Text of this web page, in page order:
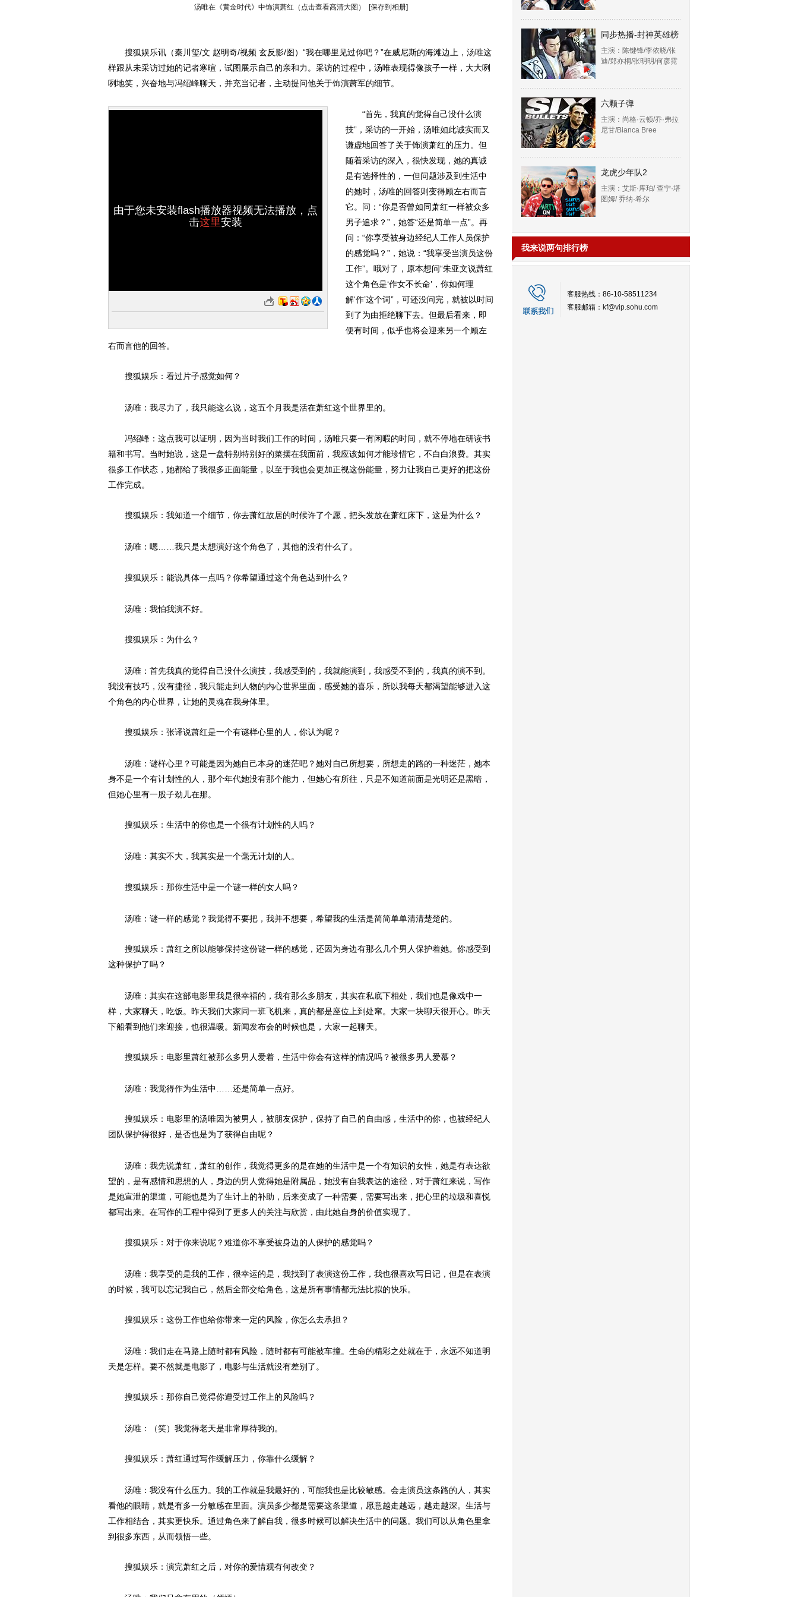
汤唯在《黄金时代》中饰演萧红（点击查看高清大图） [保存到相册]
搜狐娱乐讯（秦川玺/文 赵明奇/视频 玄反影/图）“我在哪里见过你吧？”在威尼斯的海滩边上， 汤唯这
样跟从未采访过她的记者寒暄，试图展示自己的亲和力。采访的过程中，汤唯表现得像孩子一样，大大咧
咧地笑，兴奋地与冯绍峰聊天，并充当记者，主动提问他关于饰演萧军的细节。
由于您未安装flash播放器视频无法播放，点
击这里安装
“首先，我真的觉得自己没什么演
技”，采访的一开始，汤唯如此诚实而又
谦虚地回答了关于饰演萧红的压力。但
随着采访的深入，很快发现，她的真诚
是有选择性的，一但问题涉及到生活中
的她时，汤唯的回答则变得顾左右而言
它。问：“你是否曾如同萧红一样被众多
男子追求？”，她答“还是简单一点”。再
问：“你享受被身边经纪人工作人员保护
的感觉吗？”，她说：“我享受当演员这份
工作”。哦对了，原本想问“朱亚文说萧红
这个角色是‘作女不长命’，你如何理
解‘作’这个词”，可还没问完，就被以时间
到了为由拒绝聊下去。但最后看来，即
便有时间，似乎也将会迎来另一个顾左
右而言他的回答。
搜狐娱乐：看过片子感觉如何？
汤唯：我尽力了，我只能这么说，这五个月我是活在萧红这个世界里的。
冯绍峰：这点我可以证明，因为当时我们工作的时间，汤唯只要一有闲暇的时间，就不停地在研读书
籍和书写。当时她说，这是一盘特别特别好的菜摆在我面前，我应该如何才能珍惜它，不白白浪费。其实
很多工作状态，她都给了我很多正面能量，以至于我也会更加正视这份能量，努力让我自己更好的把这份
工作完成。
搜狐娱乐：我知道一个细节，你去萧红故居的时候许了个愿，把头发放在萧红床下，这是为什么？
汤唯：嗯……我只是太想演好这个角色了，其他的没有什么了。
搜狐娱乐：能说具体一点吗？你希望通过这个角色达到什么？
汤唯：我怕我演不好。
搜狐娱乐：为什么？
汤唯：首先我真的觉得自己没什么演技，我感受到的，我就能演到，我感受不到的，我真的演不到。
我没有技巧，没有捷径，我只能走到人物的内心世界里面，感受她的喜乐，所以我每天都渴望能够进入这
个角色的内心世界，让她的灵魂在我身体里。
搜狐娱乐：张译说萧红是一个有谜样心里的人，你认为呢？
汤唯：谜样心里？可能是因为她自己本身的迷茫吧？她对自己所想要，所想走的路的一种迷茫，她本
身不是一个有计划性的人，那个年代她没有那个能力，但她心有所往，只是不知道前面是光明还是黑暗，
但她心里有一股子劲儿在那。
搜狐娱乐：生活中的你也是一个很有计划性的人吗？
汤唯：其实不大，我其实是一个毫无计划的人。
搜狐娱乐：那你生活中是一个谜一样的女人吗？
汤唯：谜一样的感觉？我觉得不要把，我并不想要，希望我的生活是简简单单清清楚楚的。
搜狐娱乐：萧红之所以能够保持这份谜一样的感觉，还因为身边有那么几个男人保护着她。你感受到
这种保护了吗？
汤唯：其实在这部电影里我是很幸福的，我有那么多朋友，其实在私底下相处，我们也是像戏中一
样，大家聊天，吃饭。昨天我们大家同一班飞机来，真的都是座位上到处窜。大家一块聊天很开心。昨天
下船看到他们来迎接，也很温暖。新闻发布会的时候也是，大家一起聊天。
搜狐娱乐：电影里萧红被那么多男人爱着，生活中你会有这样的情况吗？被很多男人爱慕？
汤唯：我觉得作为生活中……还是简单一点好。
搜狐娱乐：电影里的汤唯因为被男人，被朋友保护，保持了自己的自由感，生活中的你，也被经纪人
团队保护得很好，是否也是为了获得自由呢？
汤唯：我先说萧红，萧红的创作，我觉得更多的是在她的生活中是一个有知识的女性，她是有表达欲
望的，是有感情和思想的人，身边的男人觉得她是附属品，她没有自我表达的途径，对于萧红来说，写作
是她宣泄的渠道，可能也是为了生计上的补助，后来变成了一种需要，需要写出来，把心里的垃圾和喜悦
都写出来。在写作的工程中得到了更多人的关注与欣赏，由此她自身的价值实现了。
搜狐娱乐：对于你来说呢？难道你不享受被身边的人保护的感觉吗？
汤唯：我享受的是我的工作，很幸运的是，我找到了表演这份工作，我也很喜欢写日记，但是在表演
的时候，我可以忘记我自己，然后全部交给角色，这是所有事情都无法比拟的快乐。
搜狐娱乐：这份工作也给你带来一定的风险，你怎么去承担？
汤唯：我们走在马路上随时都有风险，随时都有可能被车撞。生命的精彩之处就在于，永远不知道明
天是怎样。要不然就是电影了，电影与生活就没有差别了。
搜狐娱乐：那你自己觉得你遭受过工作上的风险吗？
汤唯：（笑）我觉得老天是非常厚待我的。
搜狐娱乐：萧红通过写作缓解压力，你靠什么缓解？
汤唯：我没有什么压力。我的工作就是我最好的，可能我也是比较敏感。会走演员这条路的人，其实
看他的眼睛，就是有多一分敏感在里面。演员多少都是需要这条渠道，愿意越走越远，越走越深。生活与
工作相结合，其实更快乐。通过角色来了解自我，很多时候可以解决生活中的问题。我们可以从角色里拿
到很多东西，从而领悟一些。
搜狐娱乐：演完萧红之后，对你的爱情观有何改变？
同步热播-封神英雄榜
主演：陈键锋/李依晓/张
迪/郑亦桐/张明明/何彦霓
六颗子弹
主演：尚格·云顿/乔·弗拉
尼甘/Bianca Bree
龙虎少年队2
主演：艾斯·库珀/ 查宁·塔
图姆/ 乔纳·希尔
我来说两句排行榜
客服热线：86-10-58511234
客服邮箱： kf@vip.sohu.com